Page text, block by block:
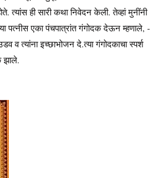
त्यांस ही सारी कथा निवेदन केली. तेव्हां मुनींनी
पत्नीस एका पंचपात्रांत गंगोदक देऊन म्हणाले, -
व त्यांना इच्छाभोजन दे.त्या गंगोदकाचा स्पर्श
झाले.